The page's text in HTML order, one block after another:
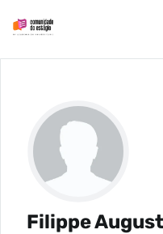
Filippe